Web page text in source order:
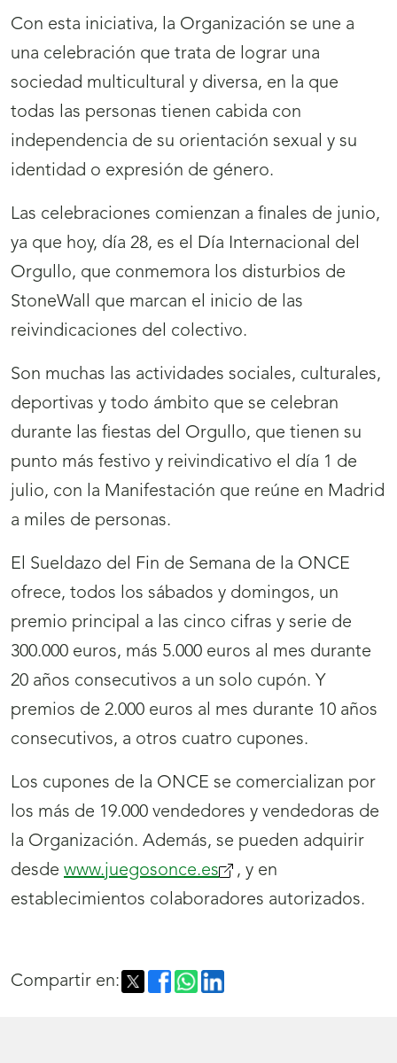
Con esta iniciativa, la Organización se une a
una celebración que trata de lograr una
sociedad multicultural y diversa, en la que
todas las personas tienen cabida con
independencia de su orientación sexual y su
identidad o expresión de género.
Las celebraciones comienzan a finales de junio,
ya que hoy, día 28, es el Día Internacional del
Orgullo, que conmemora los disturbios de
StoneWall que marcan el inicio de las
reivindicaciones del colectivo.
Son muchas las actividades sociales, culturales,
deportivas y todo ámbito que se celebran
durante las fiestas del Orgullo, que tienen su
punto más festivo y reivindicativo el día 1 de
julio, con la Manifestación que reúne en Madrid
a miles de personas.
El Sueldazo del Fin de Semana de la ONCE
ofrece, todos los sábados y domingos, un
premio principal a las cinco cifras y serie de
300.000 euros, más 5.000 euros al mes durante
20 años consecutivos a un solo cupón. Y
premios de 2.000 euros al mes durante 10 años
consecutivos, a otros cuatro cupones.
Los cupones de la ONCE se comercializan por
los más de 19.000 vendedores y vendedoras de
la Organización. Además, se pueden adquirir
desde www.juegosonce.es(se
abrirá
, y en
establecimientos colaboradores autorizados.
Compartir en: